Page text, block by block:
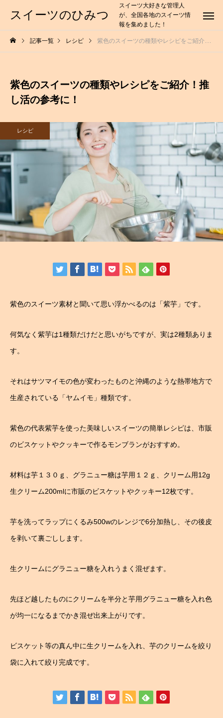
スイーツのひみつ
スイーツ大好きな管理人
が、全国各地のスイーツ情
報を集めました！
記事一覧 レシピ 紫色のスイーツの種類やレシピをご紹介！推し活の参考に！
紫色のスイーツの種類やレシピをご紹介！推
し活の参考に！
レシピ
紫色のスイーツ素材と聞いて思い浮かべるのは「紫芋」です。
何気なく紫芋は1種類だけだと思いがちですが、実は2種類ありま
す。
それはサツマイモの色が変わったものと沖縄のような熱帯地方で
生産されている「ヤムイモ」種類です。
紫色の代表紫芋を使った美味しいスイーツの簡単レシピは、市販
のビスケットやクッキーで作るモンブランがおすすめ。
材料は芋１３０ｇ、グラニュー糖は芋用１２ｇ、クリーム用12g
生クリーム200mlに市販のビスケットやクッキー12枚です。
芋を洗ってラップにくるみ500wのレンジで6分加熱し、その後皮
を剥いて裏ごしします。
生クリームにグラニュー糖を入れうまく混ぜます。
先ほど越したものにクリームを半分と芋用グラニュー糖を入れ色
が均一になるまでかき混ぜ出来上がりです。
ビスケット等の真ん中に生クリームを入れ、芋のクリームを絞り
袋に入れて絞り完成です。